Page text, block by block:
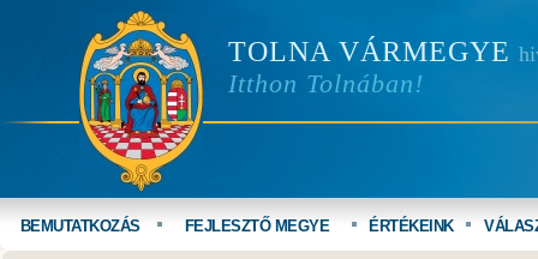
TOLNA VÁRMEGYE
Itthon Tolnában!
BEMUTATKOZÁS FEJLESZTŐ MEGYE ÉRTÉKEINK